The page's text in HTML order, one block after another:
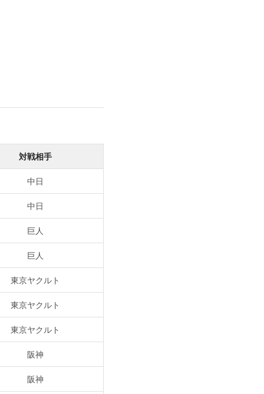
対戦相手
中日
中日
巨人
巨人
東京ヤクルト
東京ヤクルト
東京ヤクルト
阪神
阪神